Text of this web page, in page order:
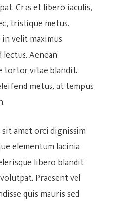
Cras et libero iaculis,
tristique metus.
velit maximus
lectus. Aenean
tortor vitae blandit.
metus, at tempus
amet orci dignissim
elementum lacinia
libero blandit
Praesent vel
quis mauris sed